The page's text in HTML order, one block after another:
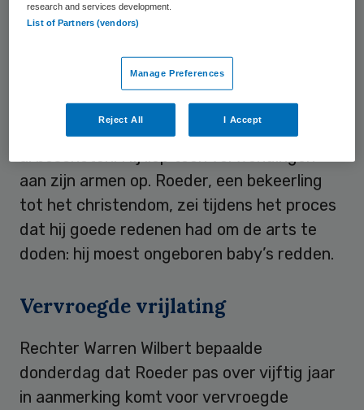
Hij was daarmee een doelwit van
tegenstanders van abortus, die hem ‘Tiller
de babykiller‘ noemden. In 1993 was hij ook
aan zijn armen op. Roeder, een bekeerling
tot het christendom, zei tijdens het proces
dat hij goede redenen had om de arts te
doden: hij moest ongeboren baby’s redden.
Vervroegde vrijlating
Rechter Warren Wilbert bepaalde
donderdag dat Roeder pas over vijftig jaar
in aanmerking komt voor vervroegde
research and services development.
List of Partners (vendors)
Manage Preferences
Reject All I Accept